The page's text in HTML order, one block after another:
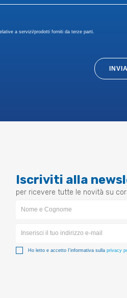
a servizi/prodotti forniti da terze parti.
Iscriviti alla
per ricevere tutte le novità su
Ho letto e accetto I'informativa sulla privacy